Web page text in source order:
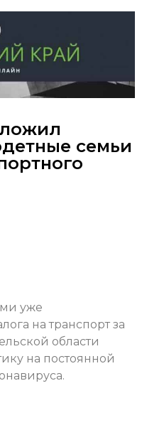
семьи
уже
на транспорт за
области
на постоянной